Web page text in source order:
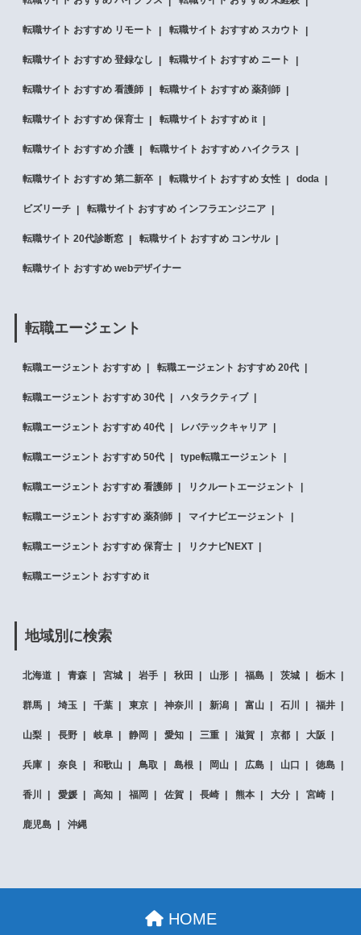
転職サイト おすすめ リモート 転職サイト おすすめ スカウト
転職サイト おすすめ 登録なし 転職サイト おすすめ ニート
転職サイト おすすめ 看護師 転職サイト おすすめ 薬剤師
転職サイト おすすめ 保育士 転職サイト おすすめ it
転職サイト おすすめ 介護 転職サイト おすすめ ハイクラス
転職サイト おすすめ 第二新卒 転職サイト おすすめ 女性 doda
ビズリーチ 転職サイト おすすめ インフラエンジニア
転職サイト 20代診断窓 転職サイト おすすめ コンサル
転職サイト おすすめ webデザイナー
転職エージェント
転職エージェント おすすめ 転職エージェント おすすめ 20代
転職エージェント おすすめ 30代 ハタラクティブ
転職エージェント おすすめ 40代 レバテックキャリア
転職エージェント おすすめ 50代 type転職エージェント
転職エージェント おすすめ 看護師 リクルートエージェント
転職エージェント おすすめ 薬剤師 マイナビエージェント
転職エージェント おすすめ 保育士 リクナビNEXT
転職エージェント おすすめ it
地域別に検索
北海道 青森 宮城 岩手 秋田 山形 福島 茨城 栃木
群馬 埼玉 千葉 東京 神奈川 新潟 富山 石川 福井
山梨 長野 岐阜 静岡 愛知 三重 滋賀 京都 大阪
兵庫 奈良 和歌山 鳥取 島根 岡山 広島 山口 徳島
香川 愛媛 高知 福岡 佐賀 長崎 熊本 大分 宮崎
鹿児島 沖縄
HOME